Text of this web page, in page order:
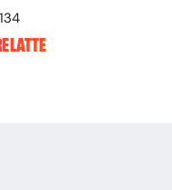
134